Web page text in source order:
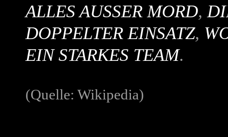
ALLES AUSSER MORD
,
DOPPELTER EINSATZ,
EIN STARKES TEAM.
(Quelle: Wikipedia)